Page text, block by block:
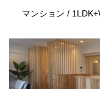
マンション /